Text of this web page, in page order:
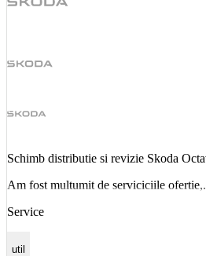
Schimb distributie si revizie Skoda
Am fost multumit de serviciciile ofertie,.
Service
util